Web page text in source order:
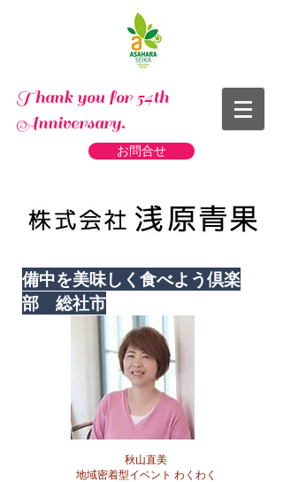
Thank you for 54th
Anniversary.
お問合せ
備中を美味しく食べよう倶楽
部 総社市
秋山直美
地域密着型イベント わくわく